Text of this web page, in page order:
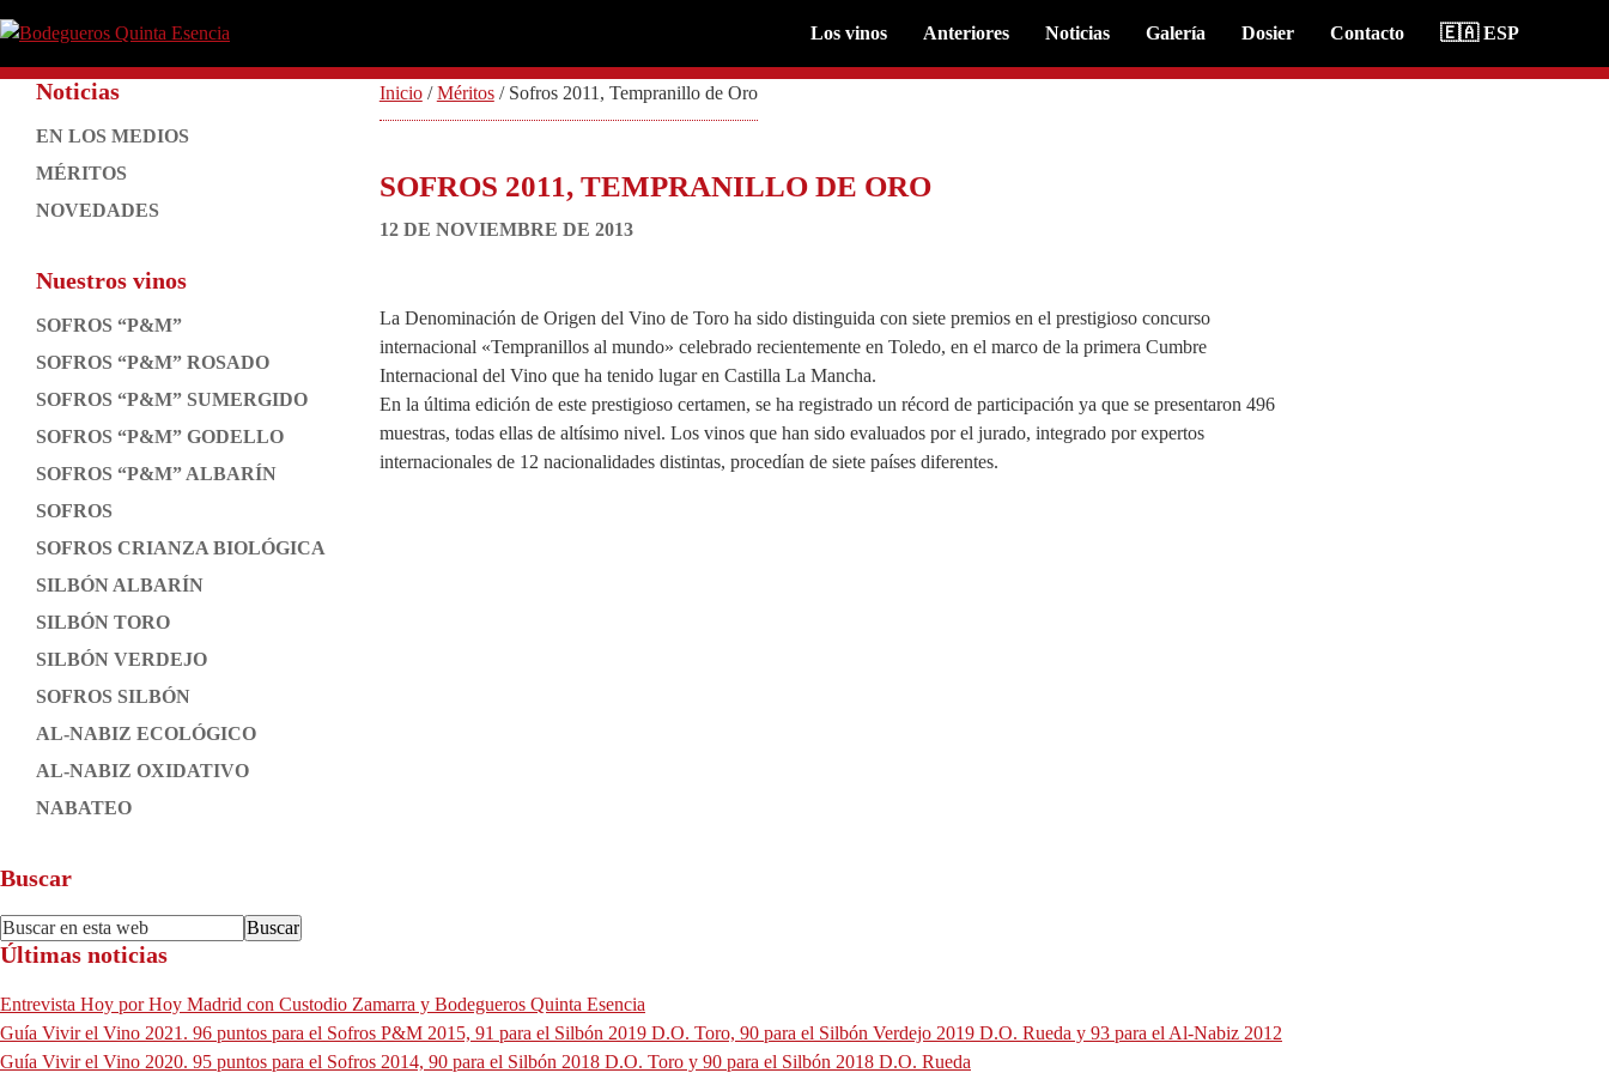
a
la
navegación
principal
al
contenido
principal
a
la
barra
lateral
al
pie
página
Quinta
Esencia
Tierra
Pasión.
Los vinos Anteriores Noticias Galería Dosier Contacto 🇪🇦 ESP
Barra
lateral
principal
Noticias
EN LOS MEDIOS
MÉRITOS
NOVEDADES
Nuestros vinos
SOFROS “P&M”
SOFROS “P&M” ROSADO
SOFROS “P&M” SUMERGIDO
SOFROS “P&M” GODELLO
SOFROS “P&M” ALBARÍN
SOFROS
SOFROS CRIANZA BIOLÓGICA
SILBÓN ALBARÍN
SILBÓN TORO
SILBÓN VERDEJO
SOFROS SILBÓN
AL-NABIZ ECOLÓGICO
AL-NABIZ OXIDATIVO
NABATEO
Inicio / Méritos /Sofros 2011, Tempranillo de Oro
SOFROS 2011, TEMPRANILLO DE ORO
12 DE NOVIEMBRE DE 2013
La Denominación de Origen del Vino de Toro ha sido distinguida con siete premios en el prestigioso concurso
internacional «Tempranillos al mundo» celebrado recientemente en Toledo, en el marco de la primera Cumbre
Internacional del Vino que ha tenido lugar en Castilla La Mancha.
En la última edición de este prestigioso certamen, se ha registrado un récord de participación ya que se presentaron 496
muestras, todas ellas de altísimo nivel. Los vinos que han sido evaluados por el jurado, integrado por expertos
internacionales de 12 nacionalidades distintas, procedían de siete países diferentes.
Footer
Buscar
Buscar
en
web
Últimas noticias
Entrevista Hoy por Hoy Madrid con Custodio Zamarra y Bodegueros Quinta Esencia
Guía Vivir el Vino 2021. 96 puntos para el Sofros P&M 2015, 91 para el Silbón 2019 D.O. Toro, 90 para el Silbón Verdejo 2019 D.O. Rueda y 93 para el Al-Nabiz 2012
Guía Vivir el Vino 2020. 95 puntos para el Sofros 2014, 90 para el Silbón 2018 D.O. Toro y 90 para el Silbón 2018 D.O. Rueda